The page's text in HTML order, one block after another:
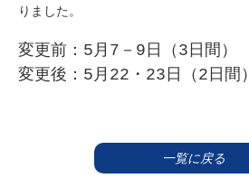
りました。
変更前：5月7－9日（3日間）
変更後：5月22・23日（2日間）
一覧に戻る